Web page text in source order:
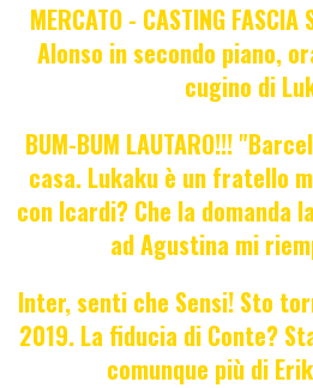
MERCATO - CASTING
Alonso in secondo piano,
cugino di
BUM-BUM LAUTARO!!!
casa. Lukaku è un fratello
con Icardi? Che la domanda
ad Agustina mi
Inter, senti che Sensi! Sto
2019. La fiducia di Conte?
comunque più di